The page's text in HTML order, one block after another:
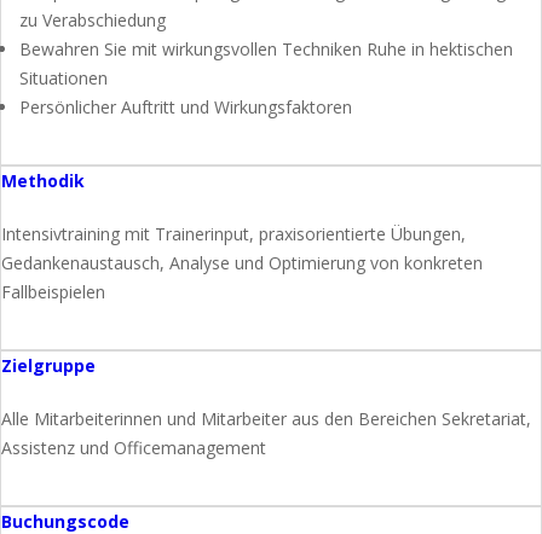
zu Verabschiedung
Bewahren Sie mit wirkungsvollen Techniken Ruhe in hektischen
Situationen
Persönlicher Auftritt und Wirkungsfaktoren
Methodik
Intensivtraining mit Trainerinput, praxisorientierte Übungen,
Gedankenaustausch, Analyse und Optimierung von konkreten
Fallbeispielen
Zielgruppe
Alle Mitarbeiterinnen und Mitarbeiter aus den Bereichen Sekretariat,
Assistenz und Officemanagement
Buchungscode